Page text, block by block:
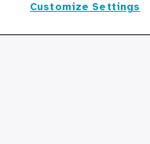
Customize Settings